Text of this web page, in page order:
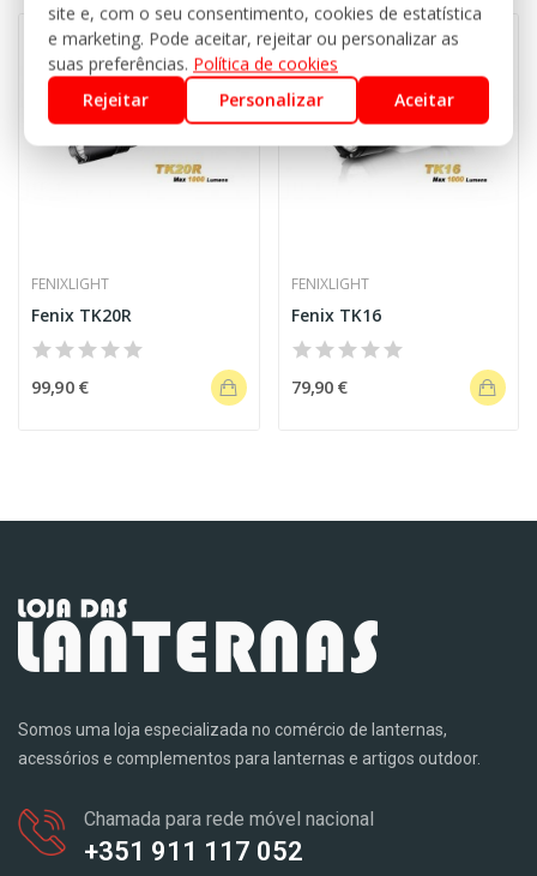
Indisponível
FENIXLIGHT
Fenix TK20R
99,90 €
Indisponível
FENIXLIGHT
Fenix TK16
79,90 €
Somos uma loja especializada no comércio de lanternas,
acessórios e complementos para lanternas e artigos outdoor.
Chamada para rede móvel nacional
+351 911 117 052
site e, com o seu consentimento, cookies de estatística
e marketing. Pode aceitar, rejeitar ou personalizar as
suas preferências. Política de cookies
Rejeitar
Personalizar Aceitar